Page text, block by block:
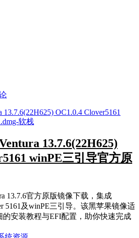
13.7.6(22H625)
winPE三引导官方原
13.7.6官方原版镜像下载，集成
5161及winPE三引导。该黑苹果镜像适
安装教程与EFI配置，助你快速完成